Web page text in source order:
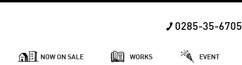
0285-35-6705
NOW ON SALE WORKS EVENT